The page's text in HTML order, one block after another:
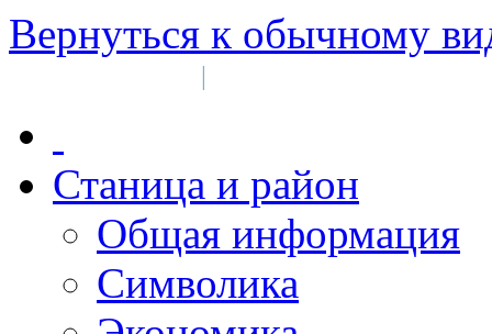
Вернуться к обычному
|
Станица и район
Общая информация
Символика